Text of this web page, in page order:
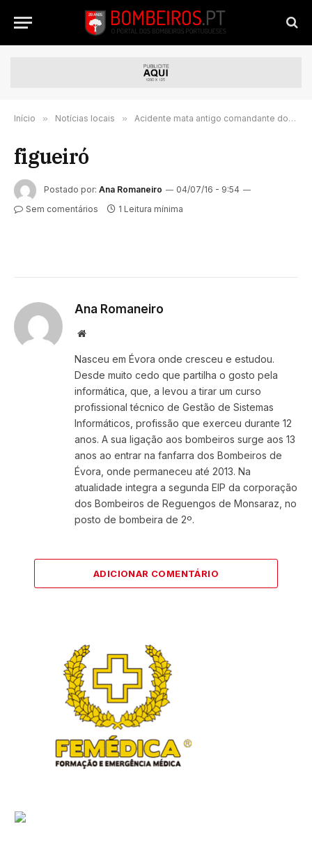
Início » Notícias locais » Acidente mata antigo comandante dos bombeiros de Figueiró dos Vinhos e mulher
figueiró
Postado por: Ana Romaneiro
04/07/16 - 9:54
Sem comentários
1 Leitura mínima
Ana Romaneiro
Website
Nasceu em Évora onde cresceu e estudou.
Desde muito cedo que partilha o gosto pela
informática, que, a levou a tirar um curso
profissional técnico de Gestão de Sistemas
Informáticos, profissão que exerceu durante 12
anos. A sua ligação aos bombeiros surge aos 13
anos ao entrar na fanfarra dos Bombeiros de
Évora, onde permaneceu até 2013. Na
atualidade integra a segunda EIP da corporação
dos Bombeiros de Reguengos de Monsaraz, no
posto de bombeira de 2º.
ADICIONAR COMENTÁRIO